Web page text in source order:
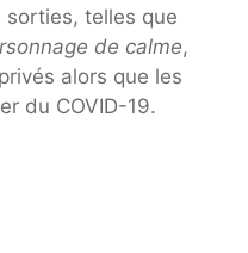
sorties, telles que
de calme,
alors que les
du COVID-19.